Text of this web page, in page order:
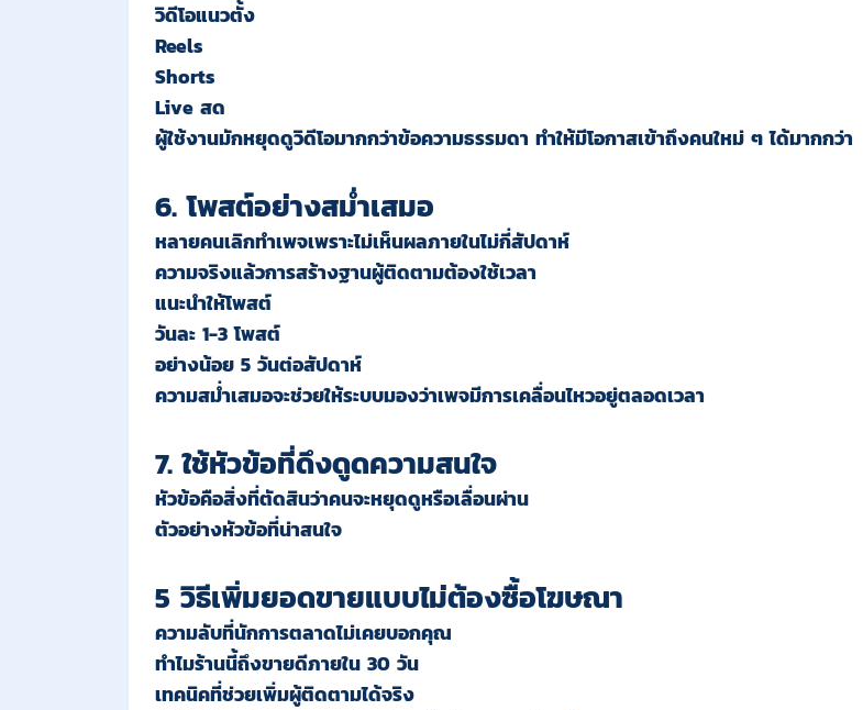
วิดีโอแนวตั้ง
Reels
Shorts
Live สด
ผู้ใช้งานมักหยุดดูวิดีโอมากกว่าข้อความธรรมดา ทำให้มีโอกาสเข้าถึงคนใหม่ ๆ ได้มากกว่า
6. โพสต์อย่างสม่ำเสมอ
หลายคนเลิกทำเพจเพราะไม่เห็นผลภายในไม่กี่สัปดาห์
ความจริงแล้วการสร้างฐานผู้ติดตามต้องใช้เวลา
แนะนำให้โพสต์
วันละ 1-3 โพสต์
อย่างน้อย 5 วันต่อสัปดาห์
ความสม่ำเสมอจะช่วยให้ระบบมองว่าเพจมีการเคลื่อนไหวอยู่ตลอดเวลา
7. ใช้หัวข้อที่ดึงดูดความสนใจ
หัวข้อคือสิ่งที่ตัดสินว่าคนจะหยุดดูหรือเลื่อนผ่าน
ตัวอย่างหัวข้อที่น่าสนใจ
5 วิธีเพิ่มยอดขายแบบไม่ต้องซื้อโฆษณา
ความลับที่นักการตลาดไม่เคยบอกคุณ
ทำไมร้านนี้ถึงขายดีภายใน 30 วัน
เทคนิคที่ช่วยเพิ่มผู้ติดตามได้จริง